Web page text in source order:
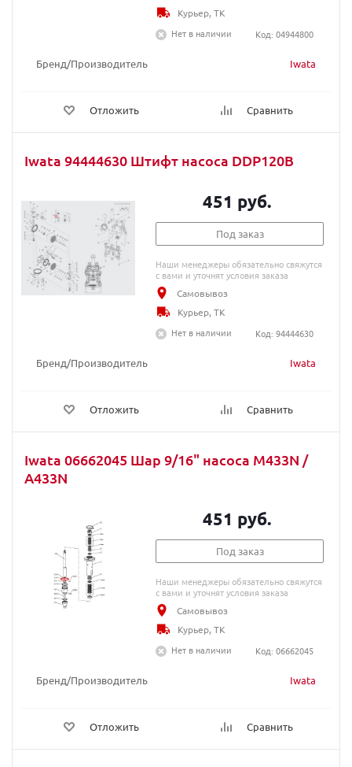
Бренд/Производитель Iwata
Отложить Сравнить
Курьер, ТК
Нет в наличии
Код: 04944800
Iwata 94444630 Штифт насоса DDP120B
Бренд/Производитель Iwata
Отложить Сравнить
451 руб.
Под заказ
Наши менеджеры обязательно свяжутся
с вами и уточнят условия заказа
Самовывоз
Курьер, ТК
Нет в наличии
Код: 94444630
Iwata 06662045 Шар 9/16" насоса M433N /
A433N
Бренд/Производитель Iwata
Отложить Сравнить
451 руб.
Под заказ
Наши менеджеры обязательно свяжутся
с вами и уточнят условия заказа
Самовывоз
Курьер, ТК
Нет в наличии
Код: 06662045